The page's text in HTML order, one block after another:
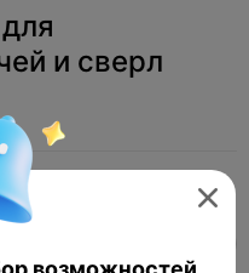
и сверл
хозяйство Инструменты и запчасти
